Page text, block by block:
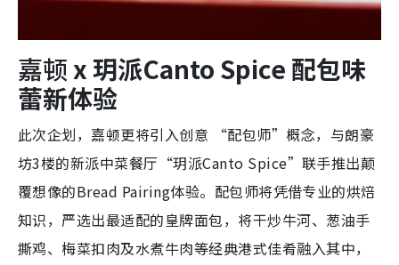
嘉顿x 玥派Canto Spice 配包味
蕾新体验
此次企划，嘉顿更将引入创意 “配包师”概念，与朗豪
坊3楼的新派中菜餐厅“玥派Canto Spice”联手推出颠
覆想像的Bread Pairing体验。配包师将凭借专业的烘焙
知识，严选出最适配的皇牌面包，将干炒牛河、葱油手
撕鸡、梅菜扣肉及水煮牛肉等经典港式佳肴融入其中，